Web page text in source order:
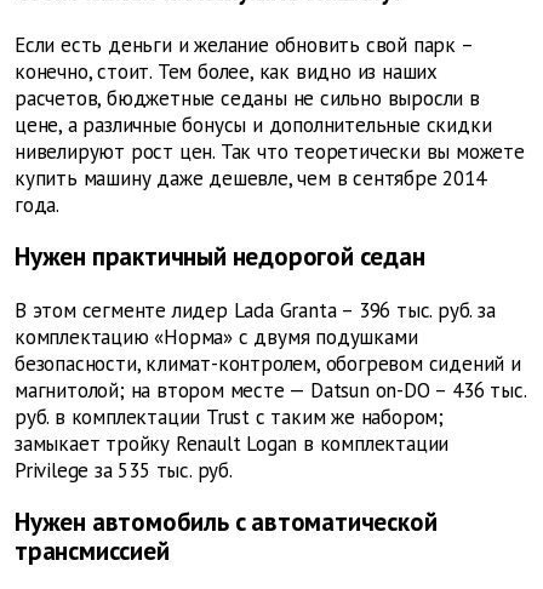
Если есть деньги и желание обновить свой парк –
конечно, стоит. Тем более, как видно из наших
расчетов, бюджетные седаны не сильно выросли в
цене, а различные бонусы и дополнительные скидки
нивелируют рост цен. Так что теоретически вы можете
купить машину даже дешевле, чем в сентябре 2014
года.
Нужен практичный недорогой седан
В этом сегменте лидер Lada Granta – 396 тыс. руб. за
комплектацию «Норма» с двумя подушками
безопасности, климат-контролем, обогревом сидений и
магнитолой; на втором месте — Datsun on-DO – 436 тыс.
руб. в комплектации Trust с таким же набором;
замыкает тройку Renault Logan в комплектации
Privilege за 535 тыс. руб.
Нужен автомобиль с автоматической
трансмиссией